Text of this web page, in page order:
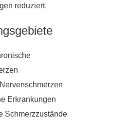
reduziert.
Erkrankungen
Schmerzzustände